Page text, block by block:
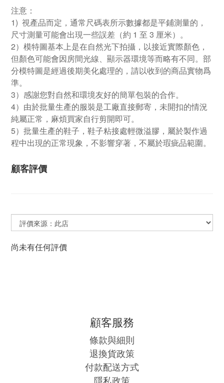
注意：
1) 視產品而定，通常尺碼表所示數據都是平鋪測量的，
尺寸測量可能會出現一些誤差（約 1 至 3 厘米）。
2）模特圖基本上是在自然光下拍攝，以接近實際顏色，
但顏色可能會因房間光線、顯示器環境等而略有不同。部
分模特圖是經過後期美化處理的，請以收到的商品實物爲
準。
3）感謝您對自然和環境友好的簡單包裝的合作。
4）由於批量生產的服裝是工廠直接郵寄，未開扣的情況
純屬正常，麻煩買家自行剪開即可。
5）批量生產的鞋子，鞋子粘接處輕微溢膠，屬於製作過
程中出現的正常現象，不影響穿著，不屬於瑕疵品範圍。
顧客評價
尚未有任何評價
顧客服務
條款與細則
退換貨政策
付款配送方式
隱私政策